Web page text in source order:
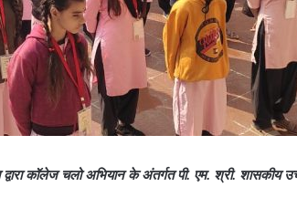
द्वारा कॉलेज चलो अभियान के अंतर्गत पी. एम. श्री. शासकीय